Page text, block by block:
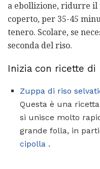
a ebollizione, ridurre il
coperto, per 35-45
tenero. Scolare, se
seconda del riso.
Inizia con ricette di
Zuppa di riso
Questa è una
si unisce molto
grande folla, in
cipolla .